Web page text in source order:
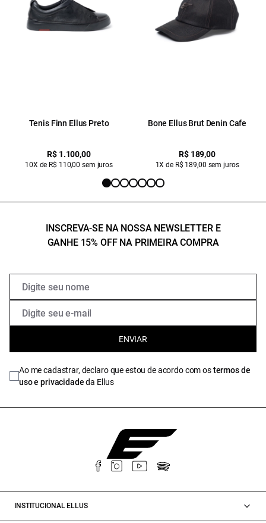
Tenis Finn Ellus Preto
R$ 1.100,00
10X de R$ 110,00 sem juros
Bone Ellus Brut Denin Cafe
R$ 189,00
1X de R$ 189,00 sem juros
INSCREVA-SE NA NOSSA NEWSLETTER E
GANHE 15% OFF NA PRIMEIRA COMPRA
ENVIAR
Ao me cadastrar, declaro que estou de acordo com ostermos de
uso e privacidadeda Ellus
INSTITUCIONAL ELLUS